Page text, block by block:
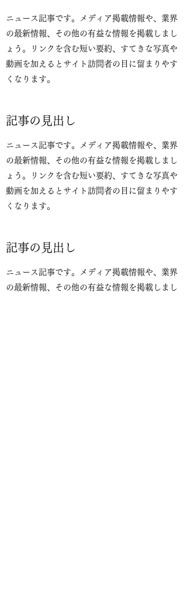
ニュース記事です。メディア掲載情報や、業界
の最新情報、その他の有益な情報を掲載しまし
ょう。リンクを含む短い要約、すてきな写真や
動画を加えるとサイト訪問者の目に留まりやす
くなります。
記事の見出し
ニュース記事です。メディア掲載情報や、業界
の最新情報、その他の有益な情報を掲載しまし
ょう。リンクを含む短い要約、すてきな写真や
動画を加えるとサイト訪問者の目に留まりやす
くなります。
記事の見出し
ニュース記事です。メディア掲載情報や、業界
の最新情報、その他の有益な情報を掲載しまし